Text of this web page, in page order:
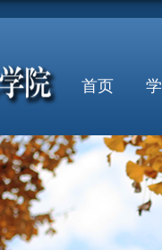
首页